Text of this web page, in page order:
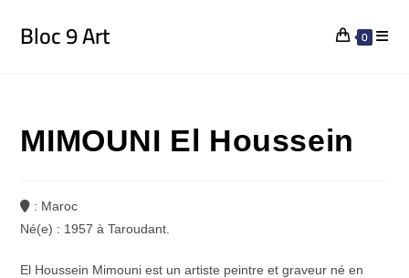
Bloc 9 Art 0
MIMOUNI El Houssein
: Maroc
Né(e) : 1957 à Taroudant.
El Houssein Mimouni est un artiste peintre et graveur né en